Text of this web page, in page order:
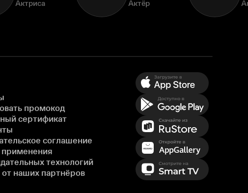
Актриса Актёр
промокод
сертификат
соглашение
технологий
наших партнёров